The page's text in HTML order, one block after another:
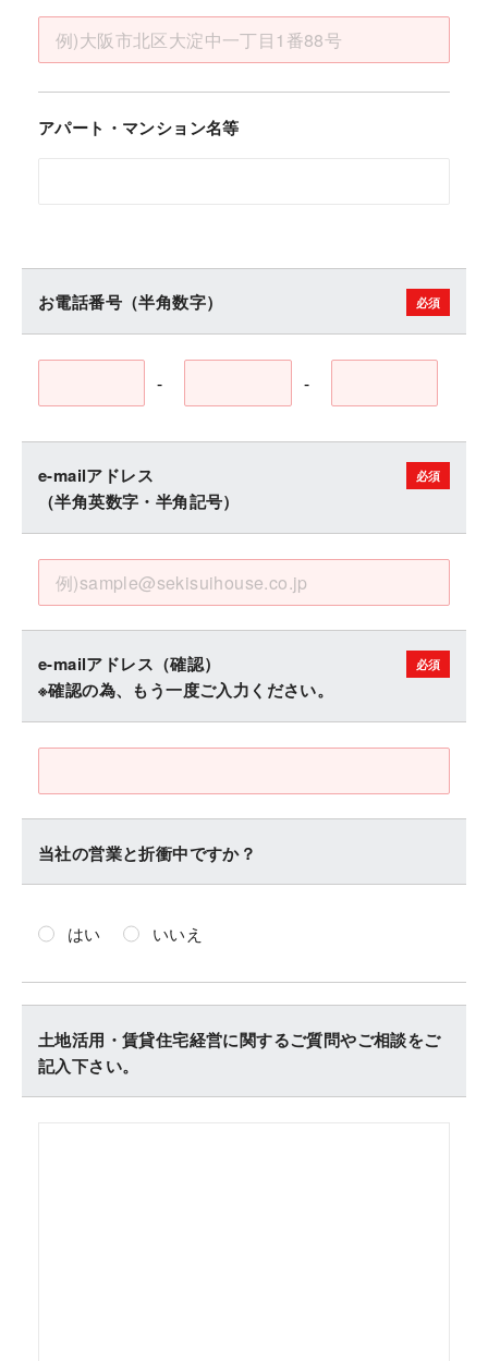
アパート・マンション名等
お電話番号（半角数字）
- -
e-mailアドレス
（半角英数字・半角記号）
e-mailアドレス（確認）
※確認の為、もう一度ご入力ください。
当社の営業と折衝中ですか？
はい いいえ
土地活用・賃貸住宅経営に関するご質問やご相談をご
記入下さい。